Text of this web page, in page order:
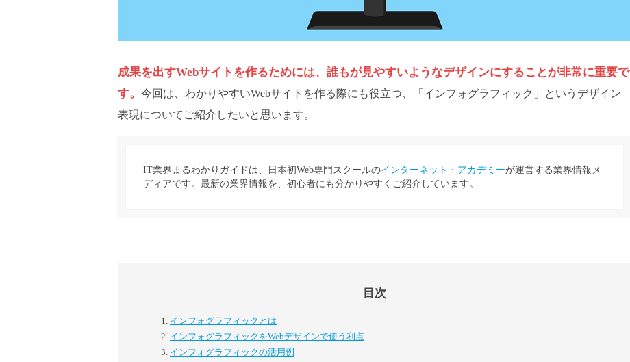
成果を出すWebサイトを作るためには、誰もが見やすいようなデザインにすることが非常に重要で
す。 今回は、わかりやすいWebサイトを作る際にも役立つ、「インフォグラフィック」というデザイン
表現についてご紹介したいと思います。
IT業界まるわかりガイドは、日本初Web専門スクールのインターネット・アカデミーが運営する業界情報メ
ディアです。最新の業界情報を、初心者にも分かりやすくご紹介しています。
目次
インフォグラフィックとは
インフォグラフィックをWebデザインで使う利点
インフォグラフィックの活用例